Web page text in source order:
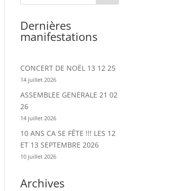
Dernières
manifestations
CONCERT DE NOËL 13 12 25
14 juillet 2026
ASSEMBLEE GENERALE 21 02
26
14 juillet 2026
10 ANS CA SE FÊTE !!! LES 12
ET 13 SEPTEMBRE 2026
10 juillet 2026
Archives